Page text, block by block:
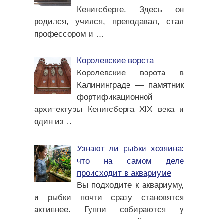
Кенигсберге. Здесь он
родился, учился, преподавал, стал
профессором и …
Королевские ворота
Королевские ворота в
Калининграде — памятник
фортификационной
архитектуры Кенигсберга XIX века и
один из …
Узнают ли рыбки хозяина:
что на самом деле
происходит в аквариуме
Вы подходите к аквариуму,
и рыбки почти сразу становятся
активнее. Гуппи собираются у